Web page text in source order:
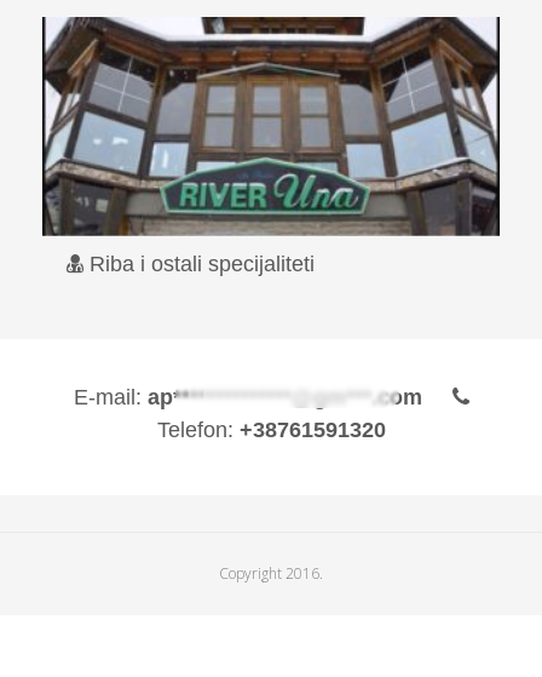
pravi br...
Read More
Riba i ostali specijaliteti
E-mail: ap**************@gm***.com
Telefon: +38761591320
Copyright 2016.